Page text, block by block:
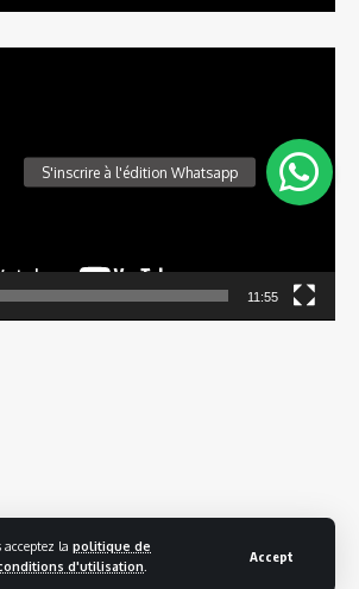
acceptez la politique de
d'utilisation
Accept
11:55
Africain | Tous droits réservés